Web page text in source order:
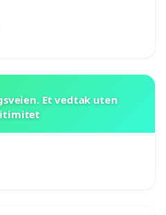
Et vedtak uten